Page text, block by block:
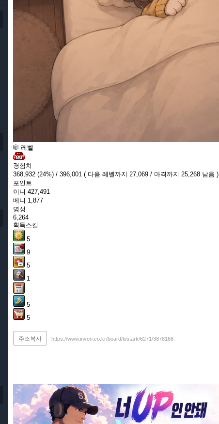
레벨
경험치
368,932 (24%) / 396,001 ( 다음 레벨까지 27,069 / 마격까지 25,268 남음 )
포인트
이니 427,491
베니 1,877
명성
6,264
획득스킬
5
9
5
1
5
5
주소복사 https://www.inven.co.kr/board/lostark/6271/3878168